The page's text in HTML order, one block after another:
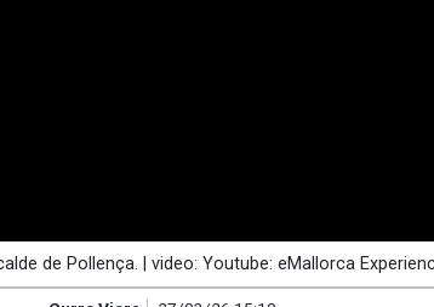
de Pollença. | video: Youtube: eMallorca